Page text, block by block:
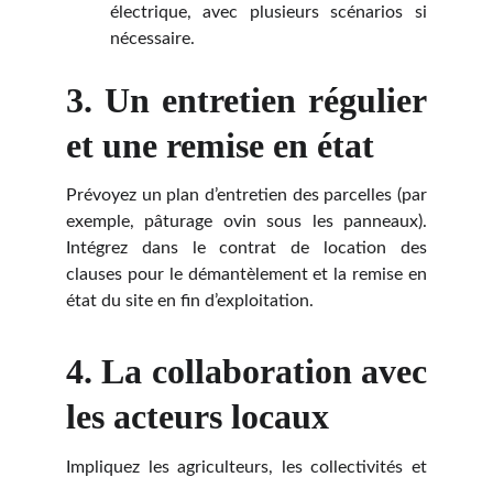
électrique, avec plusieurs scénarios si
nécessaire.
3. Un entretien régulier
et une remise en état
Prévoyez un plan d’entretien des parcelles (par
exemple, pâturage ovin sous les panneaux).
Intégrez dans le contrat de location des
clauses pour le démantèlement et la remise en
état du site en fin d’exploitation.
4. La collaboration avec
les acteurs locaux
Impliquez les agriculteurs, les collectivités et